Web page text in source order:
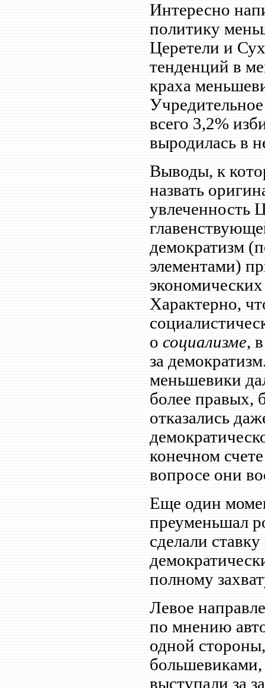
Интересно
политику
Церетели и
тенденций в
краха
всего 3,2%
выродилась в
Выводы, к
назвать
увлеченность
демократизм
элементами)
Характерно,
о социализме,
за
меньшевики
более правых,
отказались
конечном
вопросе они
Еще один
преуменьшал
сделали
полному
Левое
по мнению
одной
выступали за